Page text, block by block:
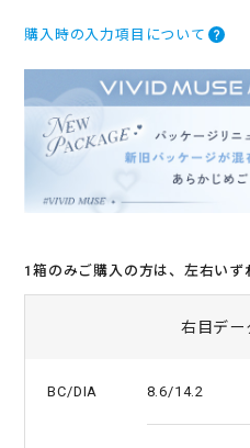
t
r
a
t
i
購入時の入力項目について
1箱のみご購入の方は、左右い
右目デー
BC/DIA 8.6/14.2